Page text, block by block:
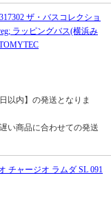
ザ・バスコレクショ
ラッピングバス(横浜み
以内】の発送となりま
い商品に合わせての発送
チャージオ ラムダ SL 091